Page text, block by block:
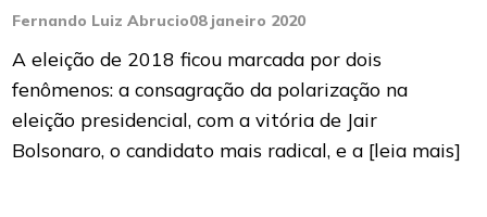
Fernando Luiz Abrucio08 janeiro 2020
A eleição de 2018 ficou marcada por dois
fenômenos: a consagração da polarização na
eleição presidencial, com a vitória de Jair
Bolsonaro, o candidato mais radical, e a [leia mais]